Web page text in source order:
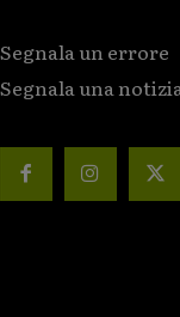
Segnala un errore
Segnala una